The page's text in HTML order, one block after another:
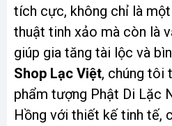
tích cực, không chỉ là
thuật tinh xảo mà còn là
giúp gia tăng tài lộc và
Shop Lạc Việt, chúng tôi
phẩm tượng Phật Di Lặc
Hồng với thiết kế tinh tế,